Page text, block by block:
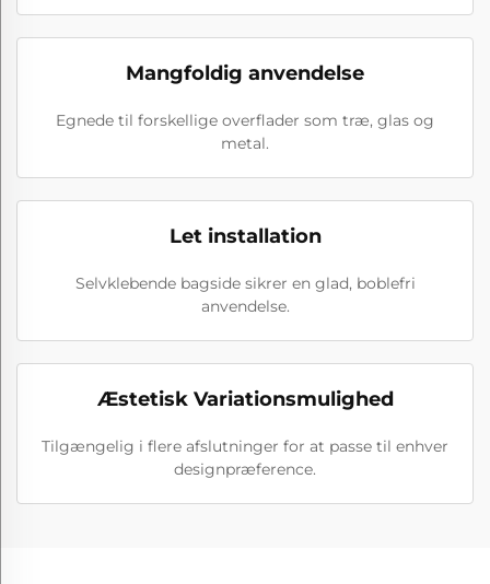
Mangfoldig anvendelse
Egnede til forskellige overflader som træ, glas og
metal.
Let installation
Selvklebende bagside sikrer en glad, boblefri
anvendelse.
Æstetisk Variationsmulighed
Tilgængelig i flere afslutninger for at passe til enhver
designpræference.